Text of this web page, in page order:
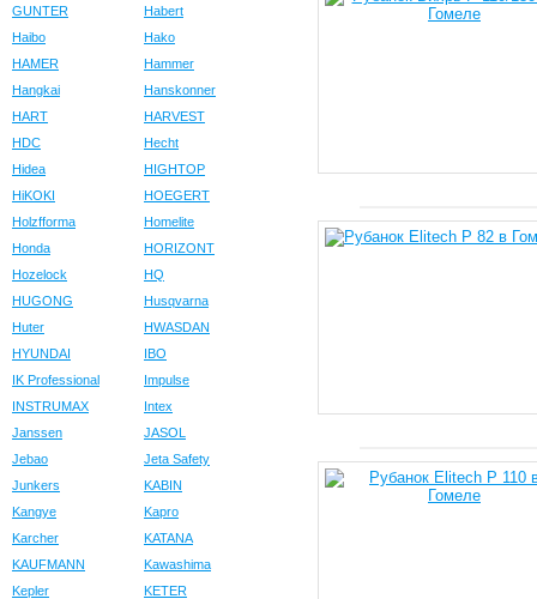
GUNTER
Habert
Haibo
Hako
HAMER
Hammer
Hangkai
Hanskonner
HART
HARVEST
HDC
Hecht
Hidea
HIGHTOP
HiKOKI
HOEGERT
Holzfforma
Homelite
Honda
HORIZONT
Hozelock
HQ
HUGONG
Husqvarna
Huter
HWASDAN
HYUNDAI
IBO
IK Professional
Impulse
INSTRUMAX
Intex
Janssen
JASOL
Jebao
Jeta Safety
Junkers
KABIN
Kangye
Kapro
Karcher
KATANA
KAUFMANN
Kawashima
Kepler
KETER